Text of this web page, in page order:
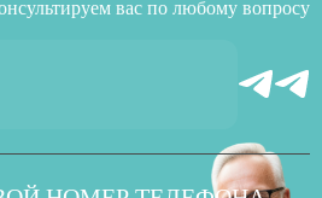
вас по любому вопросу